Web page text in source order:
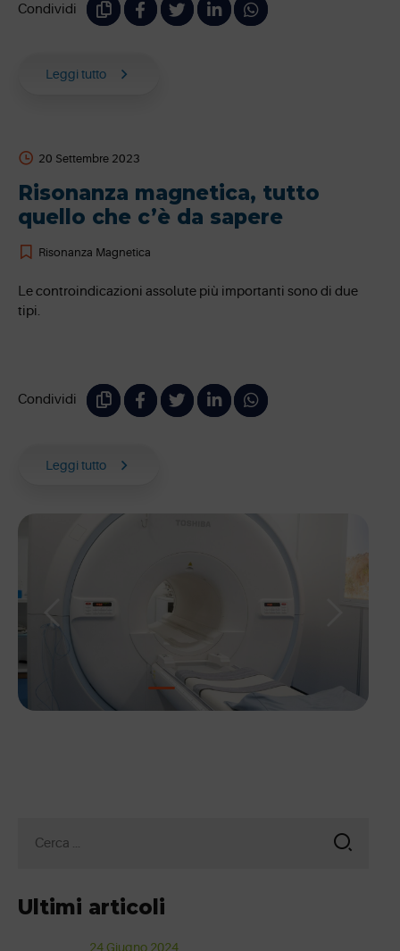
Condividi
Leggi tutto
1 2
20 Settembre 2023
Risonanza magnetica, tutto
quello che c’è da sapere
Risonanza Magnetica
Le controindicazioni assolute più importanti sono di due
tipi.
Condividi
Leggi tutto
per:
Ultimi articoli
24 Giugno 2024